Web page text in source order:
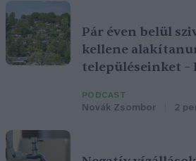
Pár éven belül
kellene
településeinket –
PODCAST
Novák Zsombor 2